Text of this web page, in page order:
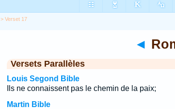
> Verset 17
◄
Versets Parallèles
Louis Segond Bible
Ils ne connaissent pas le chemin de la paix;
Martin Bible